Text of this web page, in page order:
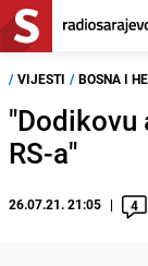
/ VIJESTI / BOSNA I
"Dodikovu
RS-a"
26.07.21. 21:05 4